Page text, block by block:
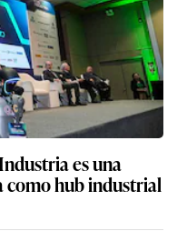
es una
como hub industrial